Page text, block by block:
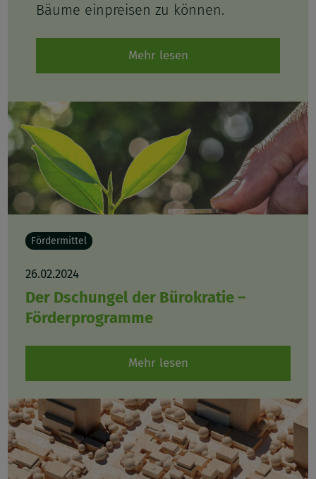
Bäume einpreisen zu können.
Mehr lesen
Fördermittel
26.02.2024
Der Dschungel der Bürokratie –
Förderprogramme
Mehr lesen